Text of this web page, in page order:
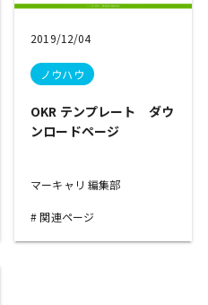
2019/12/04
ノウハウ
OKR テンプレート ダウ
ンロードページ
マーキャリ 編集部
関連ページ